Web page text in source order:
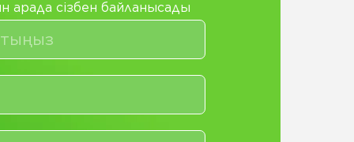
арада сізбен байланысады